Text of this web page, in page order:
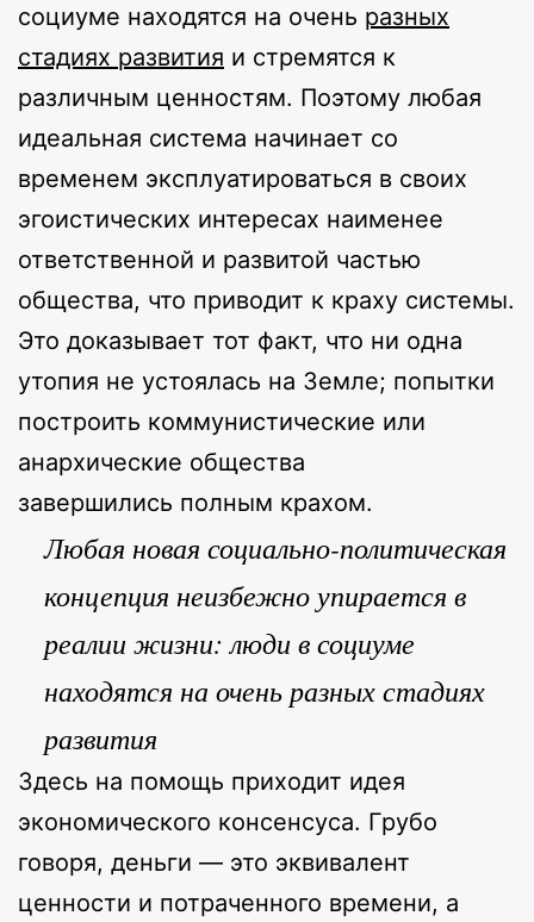
социуме находятся на очень разных
стадиях развития и стремятся к
различным ценностям. Поэтому любая
идеальная система начинает со
временем эксплуатироваться в своих
эгоистических интересах наименее
ответственной и развитой частью
общества, что приводит к краху системы.
Это доказывает тот факт, что ни одна
утопия не устоялась на Земле; попытки
построить коммунистические или
анархические общества
завершились полным крахом.
Любая новая социально-политическая
концепция неизбежно упирается в
реалии жизни: люди в социуме
находятся на очень разных стадиях
развития
Здесь на помощь приходит идея
экономического консенсуса. Грубо
говоря, деньги — это эквивалент
ценности и потраченного времени, а